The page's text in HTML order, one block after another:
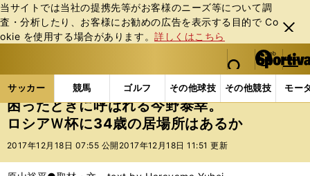
当サイトでは当社の提携先等がお客様のニーズ等について調
査・分析したり、お客様にお勧めの広告を表⽰する⽬的で Co
okie を使⽤する場合があります。詳しくはこちら
閉じ
る
web Sportiva (webスポルティーバ)
検索
マイペ
ー
ジ
メニュ
サッカー 競馬 ゴルフ その他球技 その他競技 モー
ス
ポ
ル
サッカーの記事一覧 サッカー代表 日本代表 困
困ったときに呼ばれる今野泰幸。
ロシアＷ杯に34歳の居場所はあるか
2017年12月18日 07:55 公開 2017年12月18日 11:51 更新